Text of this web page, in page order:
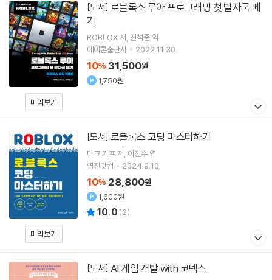
미리보기
[도서]
기
ROBLOX저 진석준 역
에이콘출판사
2022.11.30.
10% 31,500원
1,750원
미리보기
[도서] 로블록스 코딩 마스터하기
마크 키프 저 이진수 역
영진닷컴
2024.9.10.
10% 28,800원
1,600원
10.0 (2)
[도서] AI 게임 개발 with 코덱스